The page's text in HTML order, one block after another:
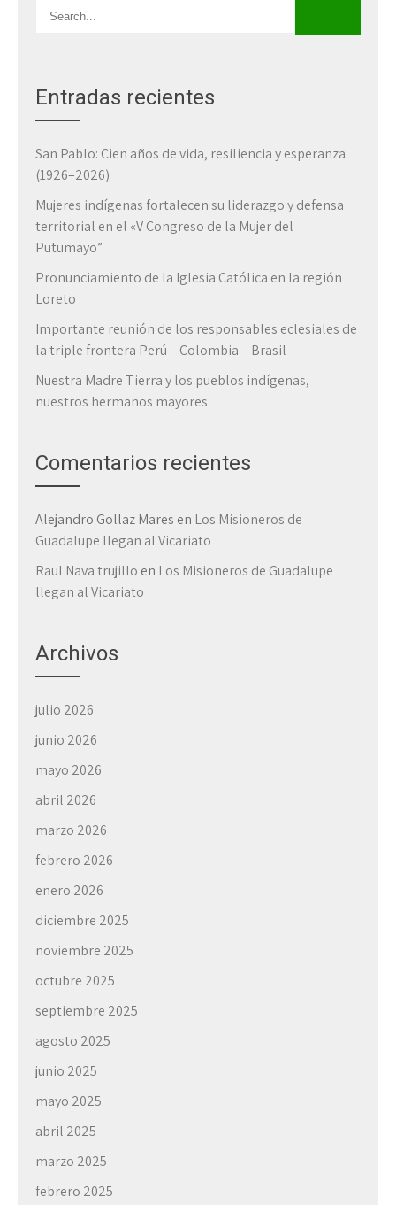
Entradas recientes
San Pablo: Cien años de vida, resiliencia y esperanza
(1926–2026)
Mujeres indígenas fortalecen su liderazgo y defensa
territorial en el «V Congreso de la Mujer del
Putumayo”
Pronunciamiento de la Iglesia Católica en la región
Loreto
Importante reunión de los responsables eclesiales de
la triple frontera Perú – Colombia – Brasil
Nuestra Madre Tierra y los pueblos indígenas,
nuestros hermanos mayores.
Comentarios recientes
Alejandro Gollaz Mares en Los Misioneros de
Guadalupe llegan al Vicariato
Raul Nava trujillo en Los Misioneros de Guadalupe
llegan al Vicariato
Archivos
julio 2026
junio 2026
mayo 2026
abril 2026
marzo 2026
febrero 2026
enero 2026
diciembre 2025
noviembre 2025
octubre 2025
septiembre 2025
agosto 2025
junio 2025
mayo 2025
abril 2025
marzo 2025
febrero 2025